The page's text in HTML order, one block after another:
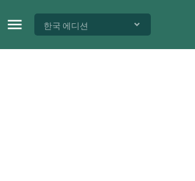
한국 에디션